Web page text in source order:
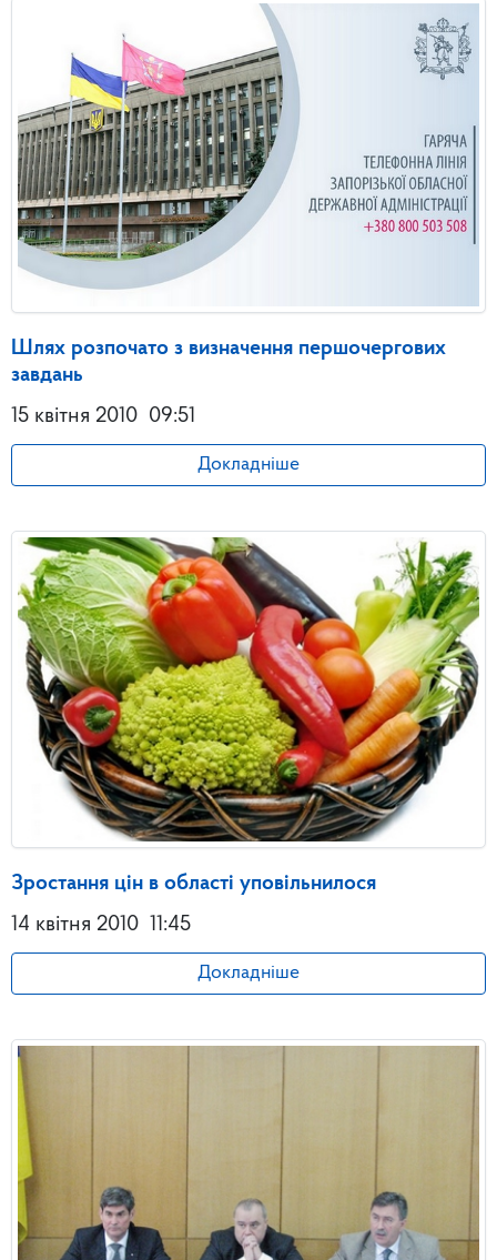
Шлях розпочато з визначення першочергових
завдань
15 квітня 2010 09:51
Докладніше
Зростання цін в області уповільнилося
14 квітня 2010 11:45
Докладніше